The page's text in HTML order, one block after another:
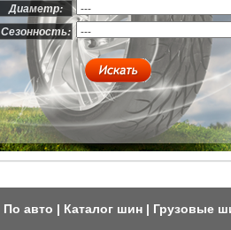
Диаметр:
Сезонность:
По авто | Каталог шин | Грузовые